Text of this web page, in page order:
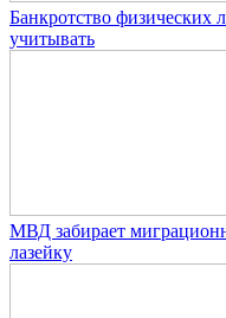
Банкротство физических
учитывать
МВД забирает
лазейку